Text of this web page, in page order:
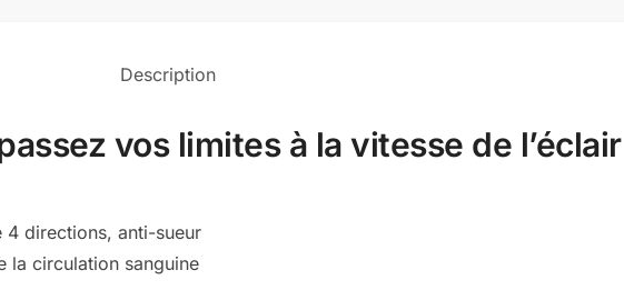
Description
vos limites à la vitesse de l’éclair
4 directions, anti-sueur
la circulation sanguine